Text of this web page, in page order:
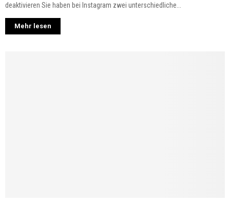
deaktivieren Sie haben bei Instagram zwei unterschiedliche...
Mehr lesen